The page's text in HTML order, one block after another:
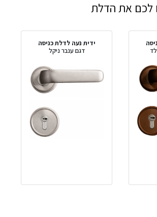
לכם את הדלת
ידית נעה לדלת כניסה
דגם ענבר ניקל